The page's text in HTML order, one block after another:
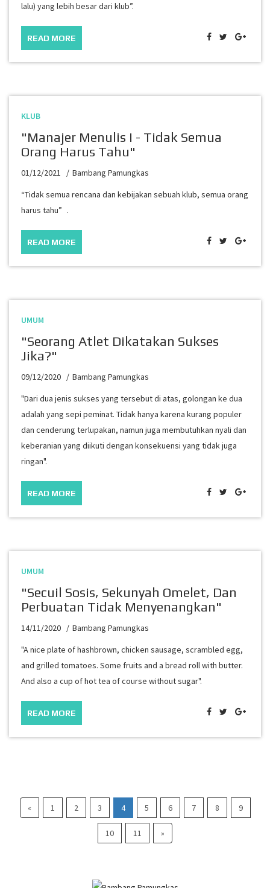
lalu) yang lebih besar dari klub”.
READ MORE
KLUB
"Manajer Menulis I - Tidak Semua
Orang Harus Tahu"
01/12/2021
Bambang Pamungkas
“Tidak semua rencana dan kebijakan sebuah klub, semua orang
harus tahu” .
READ MORE
UMUM
"Seorang Atlet Dikatakan Sukses
Jika?"
09/12/2020
Bambang Pamungkas
"Dari dua jenis sukses yang tersebut di atas, golongan ke dua
adalah yang sepi peminat. Tidak hanya karena kurang populer
dan cenderung terlupakan, namun juga membutuhkan nyali dan
keberanian yang diikuti dengan konsekuensi yang tidak juga
ringan".
READ MORE
UMUM
"Secuil Sosis, Sekunyah Omelet, Dan
Perbuatan Tidak Menyenangkan"
14/11/2020
Bambang Pamungkas
"A nice plate of hashbrown, chicken sausage, scrambled egg,
and grilled tomatoes. Some fruits and a bread roll with butter.
And also a cup of hot tea of course without sugar".
READ MORE
« 1 2 3 4 5 6 7 8 9
10 11 »